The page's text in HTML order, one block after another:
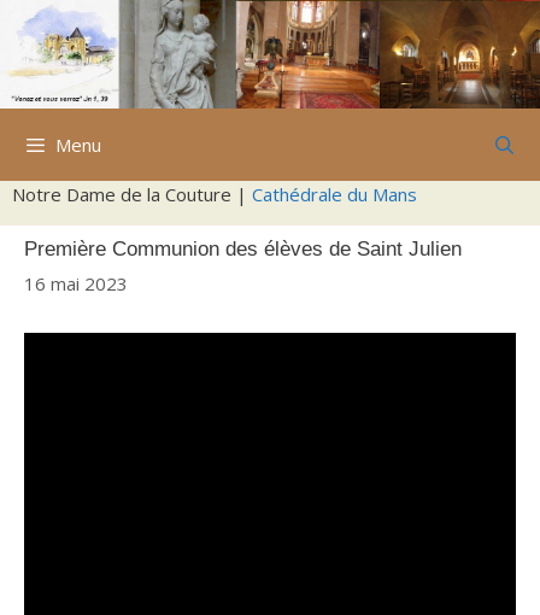
Aller
contenu
Menu
Notre Dame de la Couture | Cathédrale du Mans
Première Communion des élèves de Saint Julien
16 mai 2023